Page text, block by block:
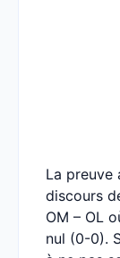
La preuve
discours
OM – OL
nul (0-0).